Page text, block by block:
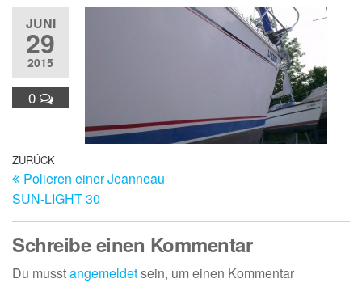
JUNI
29
2015
0
Beitragsnavigation
Vorheriger
Beitrag
ZURÜCK
Polieren einer Jeanneau
SUN-LIGHT 30
Schreibe einen Kommentar
Du musstangemeldetsein, um einen Kommentar